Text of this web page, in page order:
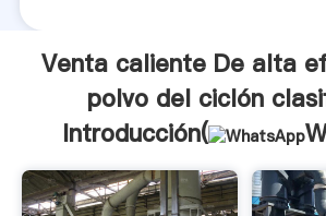
Venta caliente De alta
polvo del ciclón
Introducción(